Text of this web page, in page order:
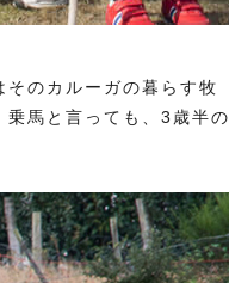
のカルーガの暮らす牧
馬と言っても、3歳半の